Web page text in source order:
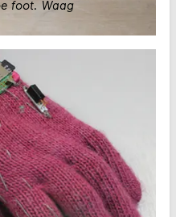
foot. Waag